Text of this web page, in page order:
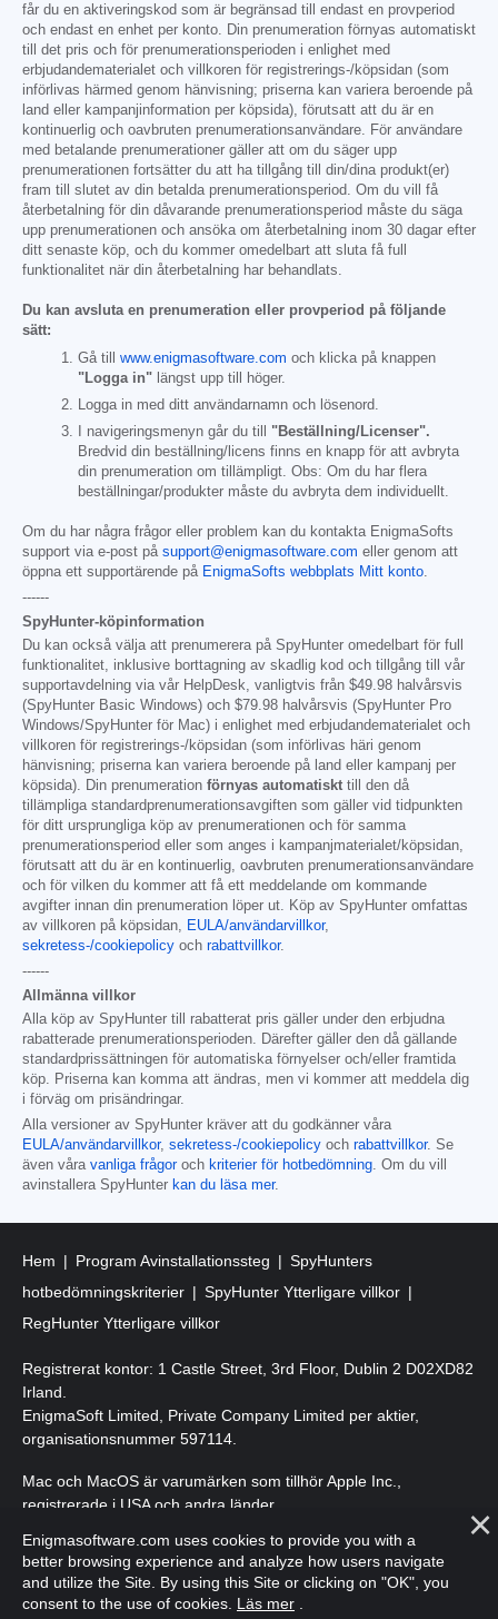
får du en aktiveringskod som är begränsad till endast en provperiod
och endast en enhet per konto. Din prenumeration förnyas automatiskt
till det pris och för prenumerationsperioden i enlighet med
erbjudandematerialet och villkoren för registrerings-/köpsidan (som
införlivas härmed genom hänvisning; priserna kan variera beroende på
land eller kampanjinformation per köpsida), förutsatt att du är en
kontinuerlig och oavbruten prenumerationsanvändare. För användare
med betalande prenumerationer gäller att om du säger upp
prenumerationen fortsätter du att ha tillgång till din/dina produkt(er)
fram till slutet av din betalda prenumerationsperiod. Om du vill få
återbetalning för din dåvarande prenumerationsperiod måste du säga
upp prenumerationen och ansöka om återbetalning inom 30 dagar efter
ditt senaste köp, och du kommer omedelbart att sluta få full
funktionalitet när din återbetalning har behandlats.
Du kan avsluta en prenumeration eller provperiod på följande
sätt:
Gå till www.enigmasoftware.com och klicka på knappen
"Logga in" längst upp till höger.
Logga in med ditt användarnamn och lösenord.
I navigeringsmenyn går du till "Beställning/Licenser".
Bredvid din beställning/licens finns en knapp för att avbryta
din prenumeration om tillämpligt. Obs: Om du har flera
beställningar/produkter måste du avbryta dem individuellt.
Om du har några frågor eller problem kan du kontakta EnigmaSofts
support via e-post på support@enigmasoftware.com eller genom att
öppna ett supportärende på EnigmaSofts webbplats Mitt konto.
------
SpyHunter-köpinformation
Du kan också välja att prenumerera på SpyHunter omedelbart för full
funktionalitet, inklusive borttagning av skadlig kod och tillgång till vår
supportavdelning via vår HelpDesk, vanligtvis från $49.98 halvårsvis
(SpyHunter Basic Windows) och $79.98 halvårsvis (SpyHunter Pro
Windows/SpyHunter för Mac) i enlighet med erbjudandematerialet och
villkoren för registrerings-/köpsidan (som införlivas häri genom
hänvisning; priserna kan variera beroende på land eller kampanj per
köpsida). Din prenumeration förnyas automatiskt till den då
tillämpliga standardprenumerationsavgiften som gäller vid tidpunkten
för ditt ursprungliga köp av prenumerationen och för samma
prenumerationsperiod eller som anges i kampanjmaterialet/köpsidan,
förutsatt att du är en kontinuerlig, oavbruten prenumerationsanvändare
och för vilken du kommer att få ett meddelande om kommande
avgifter innan din prenumeration löper ut. Köp av SpyHunter omfattas
av villkoren på köpsidan, EULA/användarvillkor,
sekretess-/cookiepolicy och rabattvillkor.
------
Allmänna villkor
Alla köp av SpyHunter till rabatterat pris gäller under den erbjudna
rabatterade prenumerationsperioden. Därefter gäller den då gällande
standardprissättningen för automatiska förnyelser och/eller framtida
köp. Priserna kan komma att ändras, men vi kommer att meddela dig
i förväg om prisändringar.
Alla versioner av SpyHunter kräver att du godkänner våra
EULA/användarvillkor, sekretess-/cookiepolicy och rabattvillkor. Se
även våra vanliga frågoroch kriterier för hotbedömning. Om du vill
avinstallera SpyHunter kan du läsa mer.
Hem Program Avinstallationssteg
SpyHunters
hotbedömningskriterier
SpyHunter Ytterligare villkor
RegHunter Ytterligare villkor
Registrerat kontor: 1 Castle Street, 3rd Floor, Dublin 2 D02XD82
Irland.
EnigmaSoft Limited, Private Company Limited per aktier,
organisationsnummer 597114.
Mac och MacOS är varumärken som tillhör Apple Inc.,
registrerade i USA och andra länder.
Upphovsrätt 2016-2026. EnigmaSoft Ltd. Med ensamrätt.
Enigmasoftware.com uses cookies to provide you with a
better browsing experience and analyze how users navigate
and utilize the Site. By using this Site or clicking on "OK", you
consent to the use of cookies. Läs mer